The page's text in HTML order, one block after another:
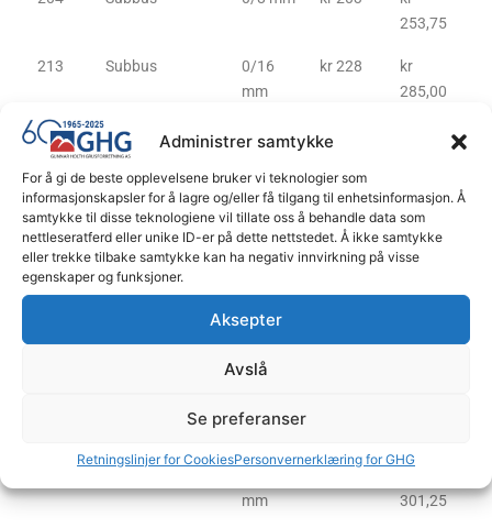
Administrer samtykke
For å gi de beste opplevelsene bruker vi teknologier som
informasjonskapsler for å lagre og/eller få tilgang til enhetsinformasjon. Å
samtykke til disse teknologiene vil tillate oss å behandle data som
nettleseratferd eller unike ID-er på dette nettstedet. Å ikke samtykke
eller trekke tilbake samtykke kan ha negativ innvirkning på visse
egenskaper og funksjoner.
Aksepter
Avslå
Se preferanser
Retningslinjer for CookiesPersonvernerklæring for GHG
253,75
213 Subbus
0/16
mm
kr 228
kr
285,00
218 Bærelag
0/63
kr 258
222 Pukk 2/6 mm kr 358
kr
447,50
225 Pukk 4/8 mm kr 358
447,50
228 Pukk
4/16
mm
kr 284
kr
8/16
mm
301,25